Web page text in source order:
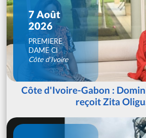
7 Août
2026
PREMIERE
DAME CI
Côte d'Ivoire
Côte d'Ivoire-Gabon :
reçoit Zita